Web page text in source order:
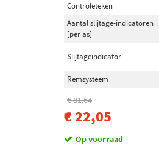
Controleteken
Aantal slijtage-indicatoren
[per as]
Slijtageindicator
Remsysteem
€ 81,64
€ 22,05
Op voorraad